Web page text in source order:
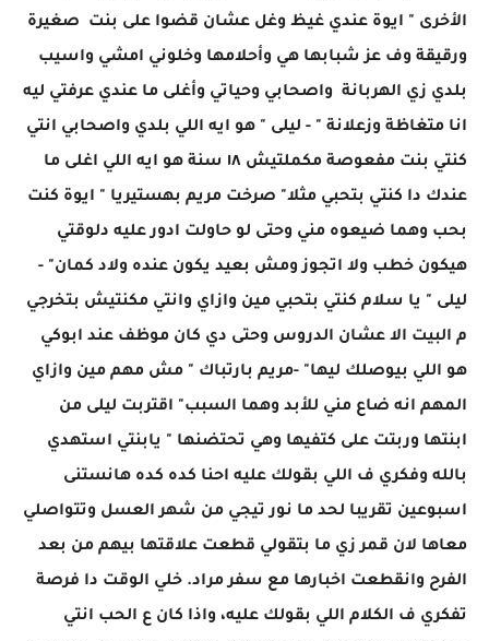
الأخرى " ايوة عندي غيظ وغل عشان قضوا على بنت صغيرة
ورقيقة وف عز شبابها هي وأحلامها وخلوني امشي واسيب
بلدي زي الهربانة واصحابي وحياتي وأغلى ما عندي عرفتي ليه
انا متغاظة وزعلانة " - ليلى " هو ايه اللي بلدي واصحابي انتي
كنتي بنت مفعوصة مكملتيش ١٨ سنة هو ايه اللي اغلى ما
عندك دا كنتي بتحبي مثلا" صرخت مريم بهستيريا " ايوة كنت
بحب وهما ضيعوه مني وحتى لو حاولت ادور عليه دلوقتي
هيكون خطب ولا اتجوز ومش بعيد يكون عنده ولاد كمان" -
ليلى " يا سلام كنتي بتحبي مين وازاي وانتي مكنتيش بتخرجي
م البيت الا عشان الدروس وحتى دي كان موظف عند ابوكي
هو اللي بيوصلك ليها" -مريم بارتباك " مش مهم مين وازاي
المهم انه ضاع مني للأبد وهما السبب" اقتربت ليلى من
ابنتها وربتت على كتفيها وهي تحتضنها " يابنتي استهدي
بالله وفكري ف اللي بقولك عليه احنا كده كده هانستنى
اسبوعين تقريبا لحد ما نور تيجي من شهر العسل وتتواصلي
معاها لان قمر زي ما بتقولي قطعت علاقتها بيهم من بعد
الفرح وانقطعت اخبارها مع سفر مراد. خلي الوقت دا فرصة
تفكري ف الكلام اللي بقولك عليه، واذا كان ع الحب انتي